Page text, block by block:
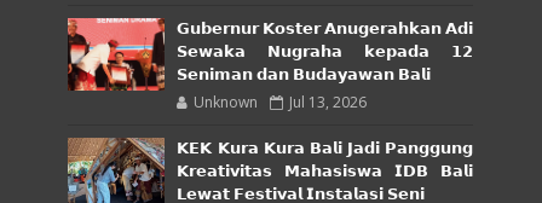
𝗚𝘂𝗯𝗲𝗿𝗻𝘂𝗿 𝗞𝗼𝘀𝘁𝗲𝗿 𝗔𝗻𝘂𝗴𝗲𝗿𝗮𝗵𝗸𝗮𝗻 𝗔𝗱𝗶
𝗦𝗲𝘄𝗮𝗸𝗮 𝗡𝘂𝗴𝗿𝗮𝗵𝗮 𝗸𝗲𝗽𝗮𝗱𝗮 𝟭𝟮
𝗦𝗲𝗻𝗶𝗺𝗮𝗻 𝗱𝗮𝗻 𝗕𝘂𝗱𝗮𝘆𝗮𝘄𝗮𝗻 𝗕𝗮𝗹𝗶
Unknown Jul 13, 2026
𝗞𝗘𝗞 𝗞𝘂𝗿𝗮 𝗞𝘂𝗿𝗮 𝗕𝗮𝗹𝗶 𝗝𝗮𝗱𝗶 𝗣𝗮𝗻𝗴𝗴𝘂𝗻𝗴
𝗞𝗿𝗲𝗮𝘁𝗶𝘃𝗶𝘁𝗮𝘀 𝗠𝗮𝗵𝗮𝘀𝗶𝘀𝘄𝗮 𝗜𝗗𝗕 𝗕𝗮𝗹𝗶
𝗟𝗲𝘄𝗮𝘁 𝗙𝗲𝘀𝘁𝗶𝘃𝗮𝗹 𝗜𝗻𝘀𝘁𝗮𝗹𝗮𝘀𝗶 𝗦𝗲𝗻𝗶